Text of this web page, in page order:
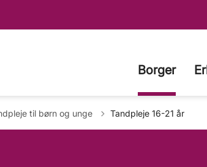
Borger
til til børn og unge Tandpleje 16-21 år